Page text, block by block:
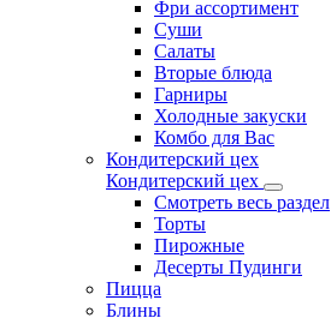
Фри ассортимент
Суши
Салаты
Вторые блюда
Гарниры
Холодные закуски
Комбо для Вас
Кондитерский цех
Кондитерский цех
Смотреть весь раздел
Торты
Пирожные
Десерты Пудинги
Пицца
Блины